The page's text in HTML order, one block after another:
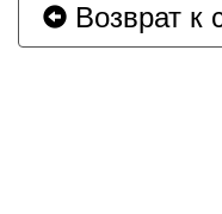
Возврат к